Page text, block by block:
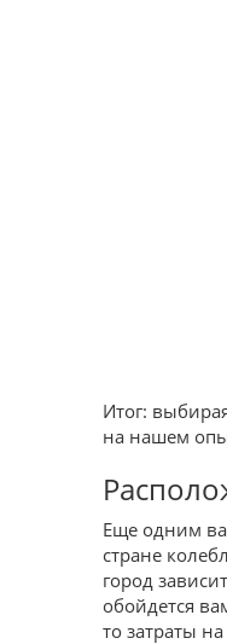
Итог:
на нашем
Еще одним
стране
город
обойдется
то затраты